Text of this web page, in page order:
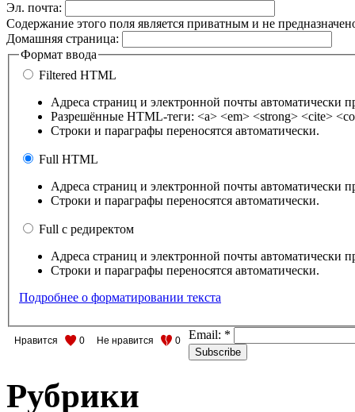
Эл. почта:
Содержание этого поля является приватным и не
Домашняя страница:
Формат ввода
Filtered HTML
Адреса страниц и электронной почты автоматически
Разрешённые HTML-теги: <a> <em> <strong> <cite>
Строки и параграфы переносятся автоматически.
Full HTML
Адреса страниц и электронной почты автоматически
Строки и параграфы переносятся автоматически.
Full с редиректом
Адреса страниц и электронной почты автоматически
Строки и параграфы переносятся автоматически.
Подробнее о форматировании текста
Нравится 0 Не нравится 0 Email: *
Рубрики